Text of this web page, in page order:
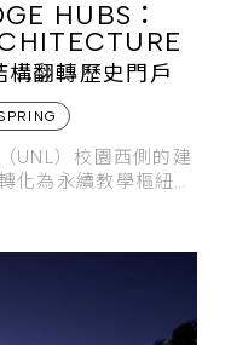
HUBS：
翻轉歷史門戶
UNL）校園西側的建
化為永續教學樞紐，